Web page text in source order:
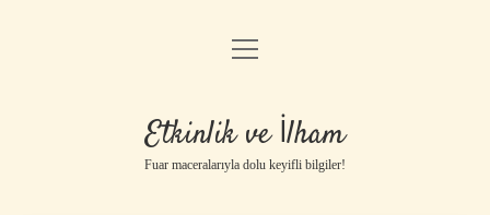
Anasayfa
Gizlilik Politikası
Yasal Uyarı
menüyü
Etkinlik ve İlham
Fuar maceralarıyla dolu keyifli bilgiler!